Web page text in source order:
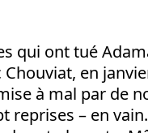
qui ont tué
en
à mal par de
reprises – en vain.